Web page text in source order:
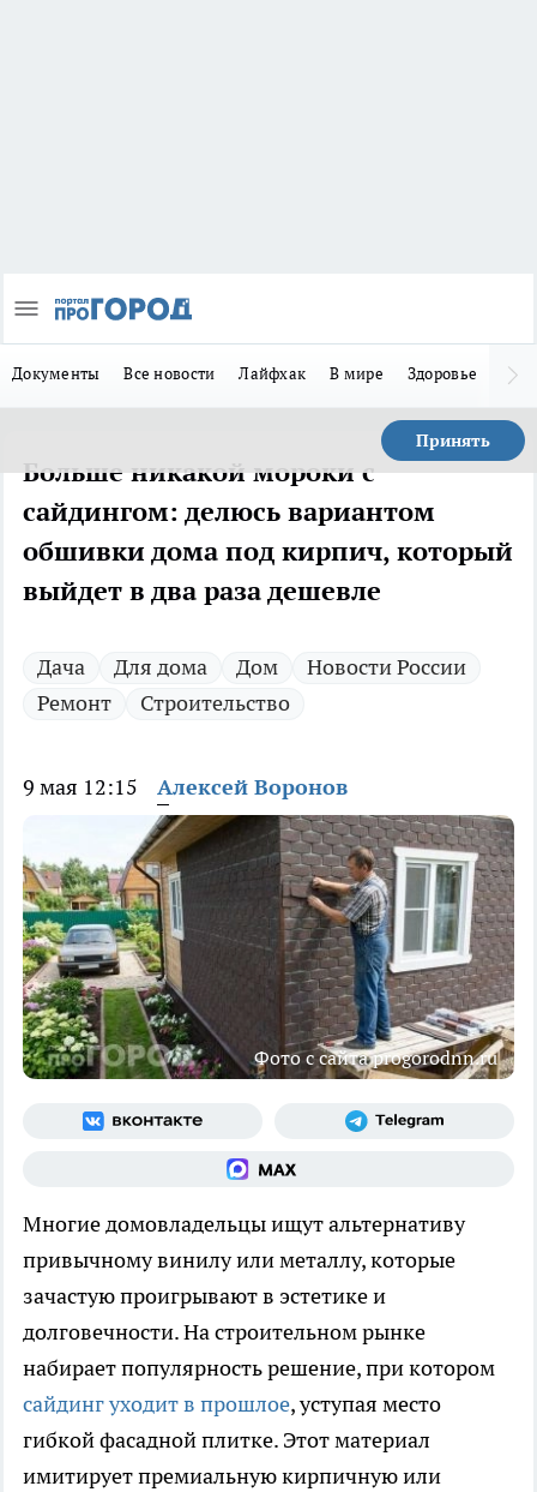
Документы Все новости Лайфхак В мире Здоровье
Принять
Больше никакой мороки с
сайдингом: делюсь вариантом
обшивки дома под кирпич, который
выйдет в два раза дешевле
Дача Для дома Дом
Новости России
Ремонт
Строительство
9 мая 12:15 Алексей Воронов
Фото с сайта progorodnn.ru
Многие домовладельцы ищут альтернативу
привычному винилу или металлу, которые
зачастую проигрывают в эстетике и
долговечности. На строительном рынке
набирает популярность решение, при котором
сайдинг уходит в прошлое, уступая место
гибкой фасадной плитке. Этот материал
имитирует премиальную кирпичную или